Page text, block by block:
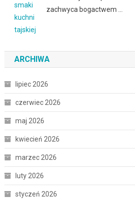
zachwyca bogactwem …
ARCHIWA
lipiec 2026
czerwiec 2026
maj 2026
kwiecień 2026
marzec 2026
luty 2026
styczeń 2026